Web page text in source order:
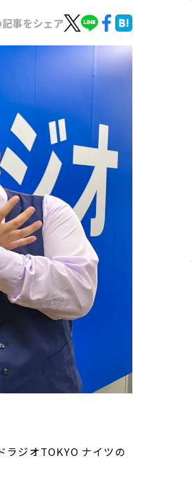
記事をシェア
ラジオTOKYO ナイツの